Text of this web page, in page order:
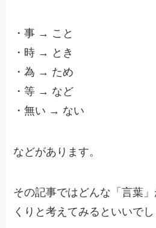
・事 → こと
・ 時 → とき
・為 → ため
・等 → など
・無い → ない
などがあります。
その記事ではどんな「言葉
くりと考えてみるといいでし